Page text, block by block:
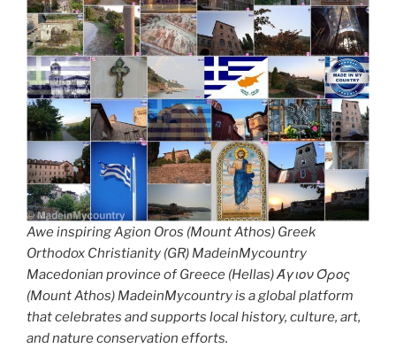
Awe inspiring Agion Oros (Mount Athos) Greek
Orthodox Christianity (GR) MadeinMycountry
Macedonian province of Greece (Hellas) Άγιον Όρος
(Mount Athos) MadeinMycountry is a global platform
that celebrates and supports local history, culture, art,
and nature conservation efforts.